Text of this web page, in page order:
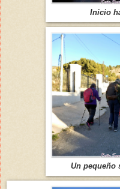
Inicio
Un pequeño